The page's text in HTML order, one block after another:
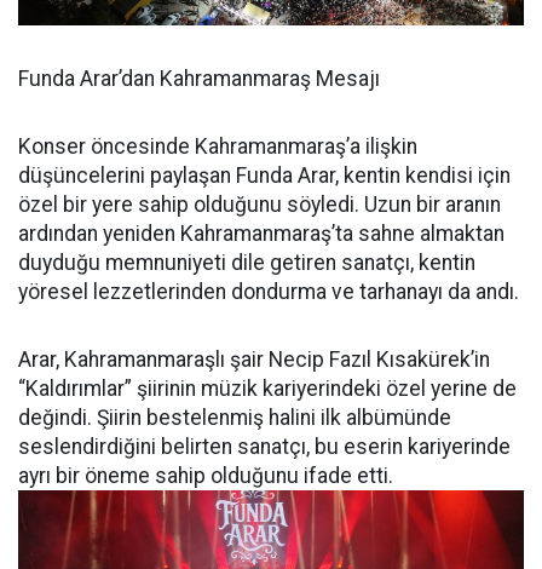
Funda Arar’dan Kahramanmaraş Mesajı
Konser öncesinde Kahramanmaraş’a ilişkin
düşüncelerini paylaşan Funda Arar, kentin kendisi için
özel bir yere sahip olduğunu söyledi. Uzun bir aranın
ardından yeniden Kahramanmaraş’ta sahne almaktan
duyduğu memnuniyeti dile getiren sanatçı, kentin
yöresel lezzetlerinden dondurma ve tarhanayı da andı.
Arar, Kahramanmaraşlı şair Necip Fazıl Kısakürek’in
“Kaldırımlar” şiirinin müzik kariyerindeki özel yerine de
değindi. Şiirin bestelenmiş halini ilk albümünde
seslendirdiğini belirten sanatçı, bu eserin kariyerinde
ayrı bir öneme sahip olduğunu ifade etti.